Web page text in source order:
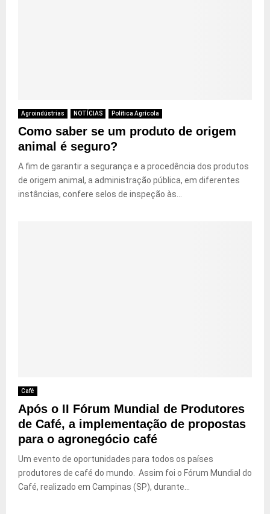
Agroindústrias NOTÍCIAS Política Agrícola
Como saber se um produto de origem
animal é seguro?
A fim de garantir a segurança e a procedência dos produtos
de origem animal, a administração pública, em diferentes
instâncias, confere selos de inspeção às...
Café
Após o II Fórum Mundial de Produtores
de Café, a implementação de propostas
para o agronegócio café
Um evento de oportunidades para todos os países
produtores de café do mundo. Assim foi o Fórum Mundial do
Café, realizado em Campinas (SP), durante...